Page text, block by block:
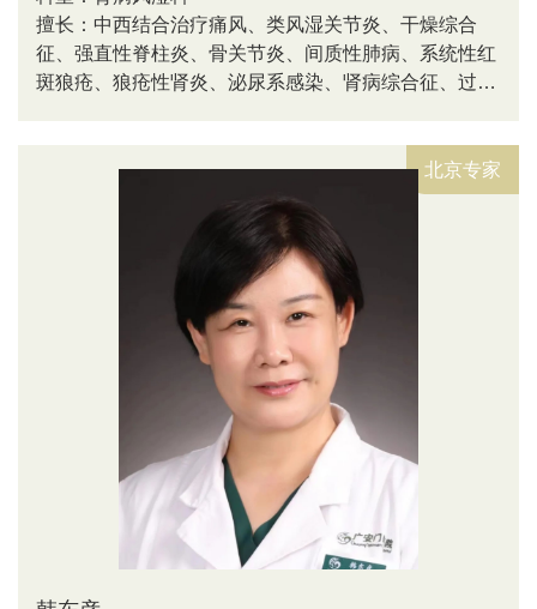
擅长：中西结合治疗痛风、类风湿关节炎、干燥综合
征、强直性脊柱炎、骨关节炎、间质性肺病、系统性红
斑狼疮、狼疮性肾炎、泌尿系感染、肾病综合征、过敏
北京专家